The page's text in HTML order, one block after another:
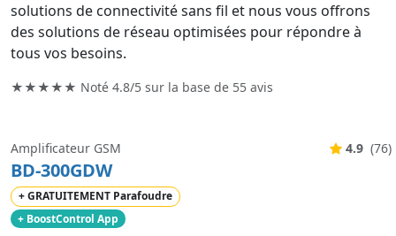
solutions de connectivité sans fil et nous vous offrons
des solutions de réseau optimisées pour répondre à
tous vos besoins.
★★★★★ Noté 4.8/5 sur la base de 55 avis
Amplificateur GSM
BD-300GDW
+ GRATUITEMENT Parafoudre
+ BoostControl App
4.9 (76)